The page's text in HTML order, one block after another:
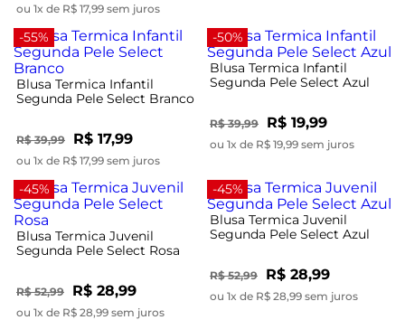
ou 1x de R$ 17,99 sem juros
-55%
Blusa Termica Infantil
Segunda Pele Select Branco
R$ 39,99 R$ 17,99
ou 1x de R$ 17,99 sem juros
-50%
Blusa Termica Infantil
Segunda Pele Select Azul
R$ 39,99 R$ 19,99
ou 1x de R$ 19,99 sem juros
-45%
Blusa Termica Juvenil
Segunda Pele Select Rosa
R$ 52,99 R$ 28,99
ou 1x de R$ 28,99 sem juros
-45%
Blusa Termica Juvenil
Segunda Pele Select Azul
R$ 52,99 R$ 28,99
ou 1x de R$ 28,99 sem juros